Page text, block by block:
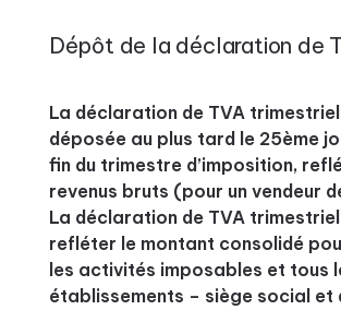
Dépôt de la déclaration de
La déclaration de TVA
déposée au plus tard le 25ème
fin du trimestre d’imposition,
revenus bruts (pour un vendeur
La déclaration de TVA
refléter le montant consolidé
les activités imposables et tous
établissements – siège social et